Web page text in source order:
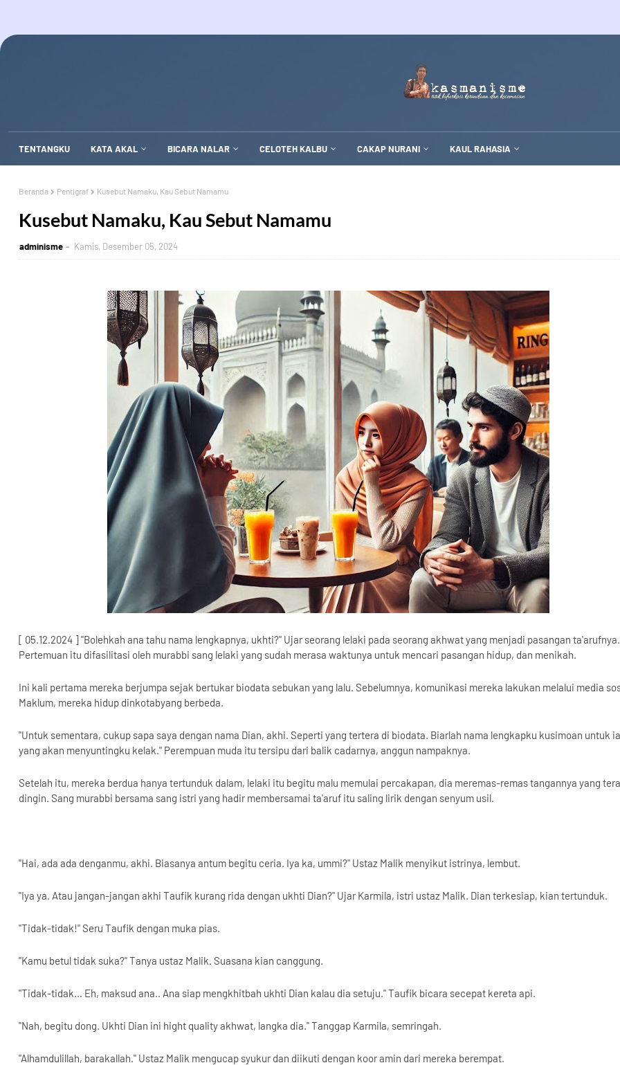
TENTANGKU KATA AKAL BICARA NALAR CELOTEH KALBU CAKAP NURANI KAUL RAHASIA
Beranda Pentigraf Kusebut Namaku, Kau Sebut Namamu
Kusebut Namaku, Kau Sebut Namamu
adminisme Kamis, Desember 05, 2024
[ 05.12.2024 ] "Bolehkah ana tahu nama lengkapnya, ukhti?" Ujar seorang lelaki pada seorang akhwat yang menjadi pasangan ta'arufnya.
Pertemuan itu difasilitasi oleh murabbi sang lelaki yang sudah merasa waktunya untuk mencari pasangan hidup, dan menikah.
Ini kali pertama mereka berjumpa sejak bertukar biodata sebukan yang lalu. Sebelumnya, komunikasi mereka lakukan melalui media
Maklum, mereka hidup dinkotabyang berbeda.
"Untuk sementara, cukup sapa saya dengan nama Dian, akhi. Seperti yang tertera di biodata. Biarlah nama lengkapku kusimoan untuk ia
yang akan menyuntingku kelak." Perempuan muda itu tersipu dari balik cadarnya, anggun nampaknya.
Setelah itu, mereka berdua hanya tertunduk dalam, lelaki itu begitu malu memulai percakapan, dia meremas-remas tangannya yang
dingin. Sang murabbi bersama sang istri yang hadir membersamai ta'aruf itu saling lirik dengan senyum usil.
"Hai, ada ada denganmu, akhi. Biasanya antum begitu ceria. Iya ka, ummi?" Ustaz Malik menyikut istrinya, lembut.
"Iya ya. Atau jangan-jangan akhi Taufik kurang rida dengan ukhti Dian?" Ujar Karmila, istri ustaz Malik. Dian terkesiap, kian tertunduk.
"Tidak-tidak!" Seru Taufik dengan muka pias.
"Kamu betul tidak suka?" Tanya ustaz Malik. Suasana kian canggung.
"Tidak-tidak... Eh, maksud ana.. Ana siap mengkhitbah ukhti Dian kalau dia setuju." Taufik bicara secepat kereta api.
"Nah, begitu dong. Ukhti Dian ini hight quality akhwat, langka dia." Tanggap Karmila, semringah.
"Alhamdulillah, barakallah." Ustaz Malik mengucap syukur dan diikuti dengan koor amin dari mereka berempat.